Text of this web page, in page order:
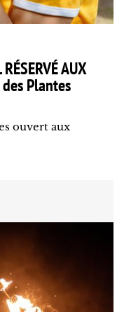
AUX
des Plantes
ouvert aux